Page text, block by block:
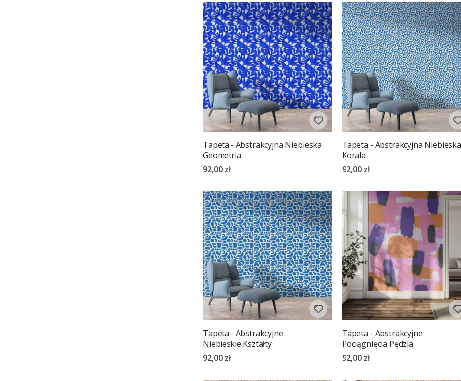
Tapeta - Abstrakcyjna Niebieska
Geometria
92,00 zł
Tapeta - Abstrakcyjna Niebieska
Korala
92,00 zł
Tapeta - Abstrakcyjne
Niebieskie Kształty
92,00 zł
Tapeta - Abstrakcyjne
Pociągnięcia Pędzla
92,00 zł